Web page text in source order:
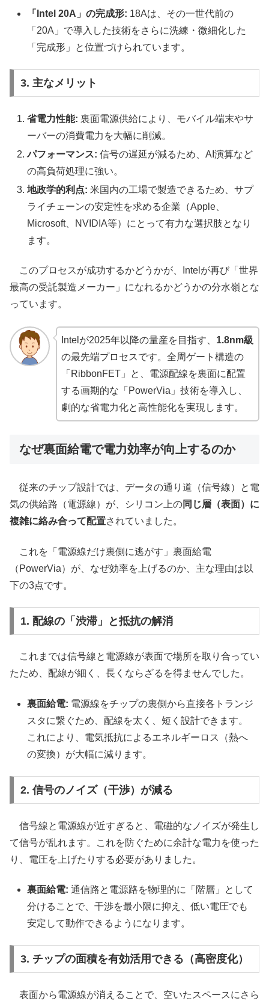
「Intel 20A」の完成形: 18Aは、その一世代前の
「20A」で導入した技術をさらに洗練・微細化した
「完成形」と位置づけられています。
3. 主なメリット
省電力性能: 裏面電源供給により、モバイル端末やサ
ーバーの消費電力を大幅に削減。
パフォーマンス: 信号の遅延が減るため、AI演算など
の高負荷処理に強い。
地政学的利点: 米国内の工場で製造できるため、サプ
ライチェーンの安定性を求める企業（Apple、
Microsoft、NVIDIA等）にとって有力な選択肢となり
ます。
このプロセスが成功するかどうかが、Intelが再び「世界
最高の受託製造メーカー」になれるかどうかの分水嶺とな
っています。
Intelが2025年以降の量産を目指す、 1.8nm級
の最先端プロセスです。全周ゲート構造の
「RibbonFET」と、電源配線を裏面に配置
する画期的な「PowerVia」技術を導入し、
劇的な省電力化と高性能化を実現します。
なぜ裏面給電で電力効率が向上するのか
従来のチップ設計では、データの通り道（信号線）と電
気の供給路（電源線）が、シリコン上の同じ層（表面）に
複雑に絡み合って配置されていました。
これを「電源線だけ裏側に逃がす」裏面給電
（PowerVia）が、なぜ効率を上げるのか、主な理由は以
下の3点です。
1. 配線の「渋滞」と抵抗の解消
これまでは信号線と電源線が表面で場所を取り合ってい
たため、配線が細く、長くならざるを得ませんでした。
裏面給電: 電源線をチップの裏側から直接各トランジ
スタに繋ぐため、配線を太く、短く設計できます。
これにより、電気抵抗によるエネルギーロス（熱へ
の変換）が大幅に減ります。
2. 信号のノイズ（干渉）が減る
信号線と電源線が近すぎると、電磁的なノイズが発生し
て信号が乱れます。これを防ぐために余計な電力を使った
り、電圧を上げたりする必要がありました。
裏面給電: 通信路と電源路を物理的に「階層」として
分けることで、干渉を最小限に抑え、低い電圧でも
安定して動作できるようになります。
3. チップの面積を有効活用できる（高密度化）
表面から電源線が消えることで、空いたスペースにさら